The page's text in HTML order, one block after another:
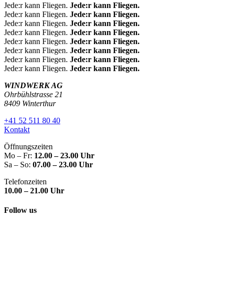
Jede:r kann Fliegen. Jede:r kann Fliegen.
Jede:r kann Fliegen. Jede:r kann Fliegen.
Jede:r kann Fliegen. Jede:r kann Fliegen.
Jede:r kann Fliegen. Jede:r kann Fliegen.
Jede:r kann Fliegen. Jede:r kann Fliegen.
Jede:r kann Fliegen. Jede:r kann Fliegen.
Jede:r kann Fliegen. Jede:r kann Fliegen.
Jede:r kann Fliegen. Jede:r kann Fliegen.
WINDWERK AG
Ohrbühlstrasse 21
8409 Winterthur
+41 52 511 80 40
Kontakt
Öffnungszeiten
Mo – Fr: 12.00 – 23.00 Uhr
Sa – So: 07.00 – 23.00 Uhr
Telefonzeiten
10.00 – 21.00 Uhr
Follow us